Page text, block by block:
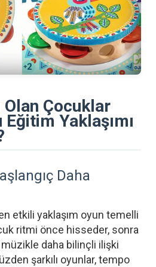
Olan Çocuklar
Yaklaşımı
Daha
etkili yaklaşım oyun temelli
ritmi önce hisseder, sonra
müzikle daha bilinçli ilişki
şarkılı oyunlar, tempo